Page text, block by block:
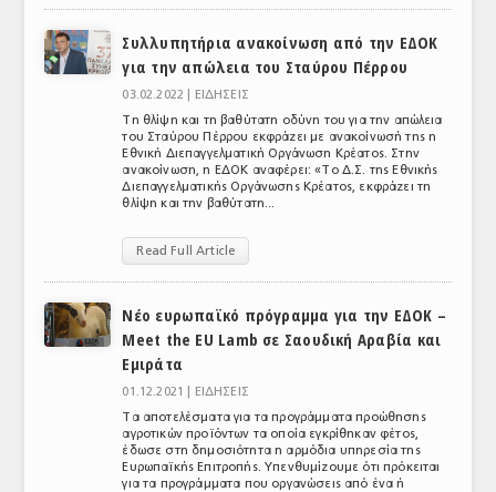
Συλλυπητήρια ανακοίνωση από την ΕΔΟΚ
για την απώλεια του Σταύρου Πέρρου
03.02.2022 |
ΕΙΔΗΣΕΙΣ
Τη θλίψη και τη βαθύτατη οδύνη του για την απώλεια
του Σταύρου Πέρρου εκφράζει με ανακοίνωσή της η
Εθνική Διεπαγγελματική Οργάνωση Κρέατος. Στην
ανακοίνωση, η ΕΔΟΚ αναφέρει: «Το Δ.Σ. της Εθνικής
Διεπαγγελματικής Οργάνωσης Κρέατος, εκφράζει τη
θλίψη και την βαθύτατη...
Read Full Article
Νέο ευρωπαϊκό πρόγραμμα για την ΕΔΟΚ –
Meet the EU Lamb σε Σαουδική Αραβία και
Εμιράτα
01.12.2021 |
ΕΙΔΗΣΕΙΣ
Τα αποτελέσματα για τα προγράμματα προώθησης
αγροτικών προϊόντων τα οποία εγκρίθηκαν φέτος,
έδωσε στη δημοσιότητα η αρμόδια υπηρεσία της
Ευρωπαϊκής Επιτροπής. Υπενθυμίζουμε ότι πρόκειται
για τα προγράμματα που οργανώσεις από ένα ή